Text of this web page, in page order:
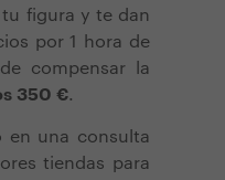
figura y te dan
por 1 hora de
compensar la
350 €.
una consulta
tiendas para